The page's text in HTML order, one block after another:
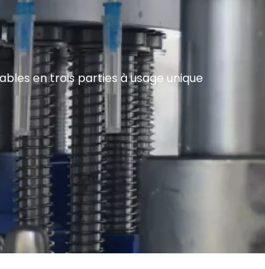
en trois parties à usage unique